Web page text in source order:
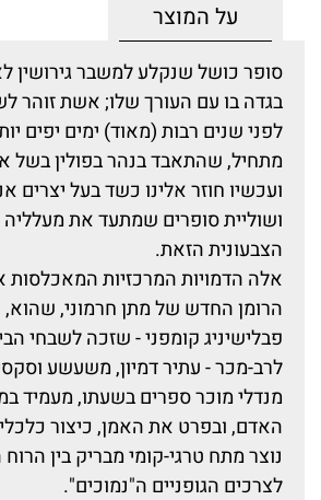
על המוצר
סופר כושל שנקלע למשבר
בגדה בו עם העורך שלו; אשת זוהר
לפני שנים רבות (מאוד) ימים יפים
מתחיל, שהתאבד בנהר בפולין בשל
ועכשיו חוזר אלינו כשד בעל יצרים
ושוליית סופרים שמתעד את
הצבעונית הזאת.
אלה הדמויות המרכזיות
הרומן החדש של מתן חרמוני, שהוא,
פבלישיניג קומפני - שזכה לשבחי
לרב-מכר - עתיר דמיון, משעשע
מנדלי מוכר ספרים בשעתו, מעמיד
האדם, ובפרט את האמן, כיצור
נוצר מתח טרגי-קומי מבריק בין
לצרכים הגופניים ה"נמוכים".